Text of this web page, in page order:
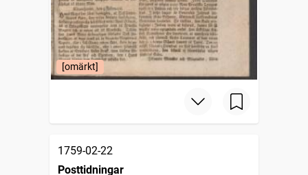
[omärkt]
1759-02-22
Posttidningar